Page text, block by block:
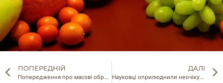
ПОПЕРЕДНІЙ
Попередження про масові обрахунки на касах магазинів перед святами
ДАЛІ
Науковці оприлюднили неочікувані факти про користь білого вина